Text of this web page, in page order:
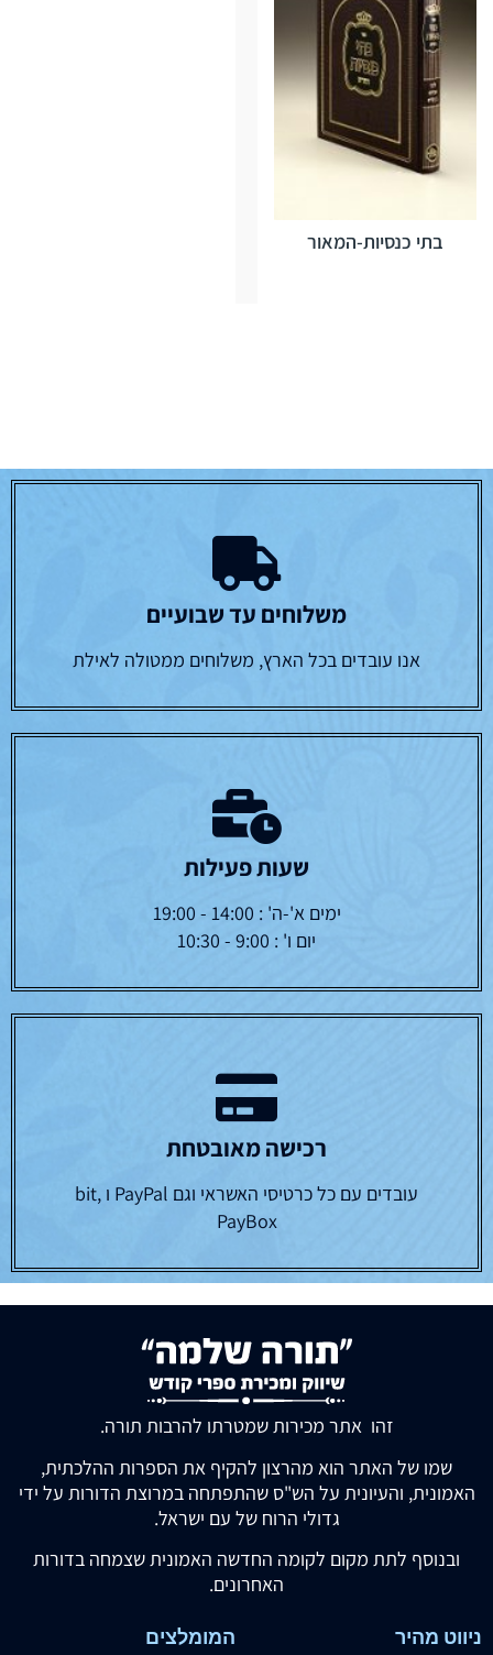
בתי כנסיות-המאור
משלוחים עד שבועיים
אנו עובדים בכל הארץ, משלוחים ממטולה לאילת
שעות פעילות
ימים א'-ה' : 14:00 - 19:00
יום ו' : 9:00 - 10:30
רכישה מאובטחת
עובדים עם כל כרטיסי האשראי וגם PayPal ו bit,
PayBox
זהו אתר מכירות שמטרתו להרבות תורה.
שמו של האתר הוא מהרצון להקיף את הספרות ההלכתית,
האמונית, והעיונית על הש"ס שהתפתחה במרוצת הדורות על ידי
גדולי הרוח של עם ישראל.
ובנוסף לתת מקום לקומה החדשה האמונית שצמחה בדורות
האחרונים.
ניווט מהיר המומלצים